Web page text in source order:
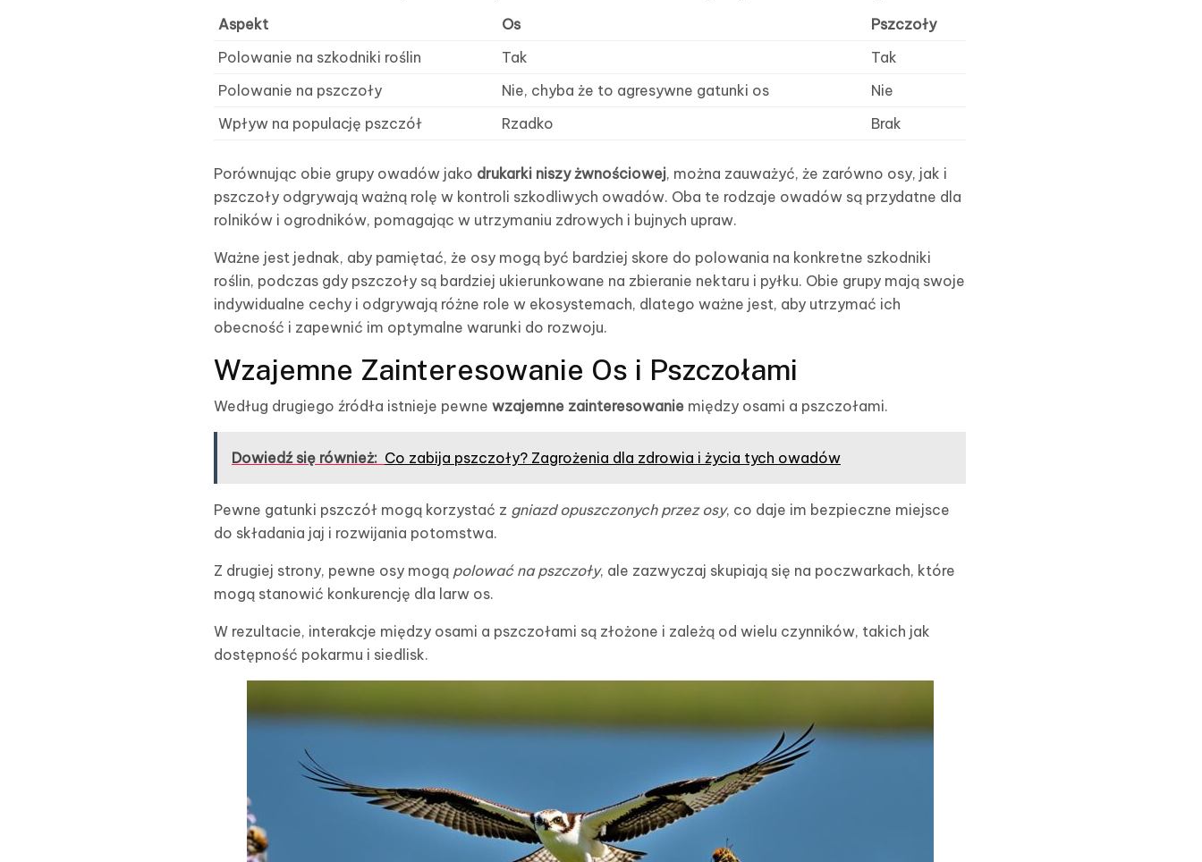
Aspekt Os
Pszczoły
Polowanie na szkodniki roślin
Tak
Tak
Polowanie na pszczoły
Nie, chyba że to agresywne gatunki os
Nie
Wpływ na populację pszczół
Rzadko Brak
Porównując obie grupy owadów jako drukarki niszy żwnościowej, można zauważyć, że zarówno osy, jak i
pszczoły odgrywają ważną rolę w kontroli szkodliwych owadów. Oba te rodzaje owadów są przydatne dla
rolników i ogrodników, pomagając w utrzymaniu zdrowych i bujnych upraw.
Ważne jest jednak, aby pamiętać, że osy mogą być bardziej skore do polowania na konkretne szkodniki
roślin, podczas gdy pszczoły są bardziej ukierunkowane na zbieranie nektaru i pyłku. Obie grupy mają swoje
indywidualne cechy i odgrywają różne role w ekosystemach, dlatego ważne jest, aby utrzymać ich
obecność i zapewnić im optymalne warunki do rozwoju.
Wzajemne Zainteresowanie Os i Pszczołami
Według drugiego źródła istnieje pewne wzajemne zainteresowanie między osami a pszczołami.
Dowiedź się również: Co zabija pszczoły? Zagrożenia dla zdrowia i życia tych owadów
Pewne gatunki pszczół mogą korzystać z gniazd opuszczonych przez osy, co daje im bezpieczne miejsce
do składania jaj i rozwijania potomstwa.
Z drugiej strony, pewne osy mogą polować na pszczoły, ale zazwyczaj skupiają się na poczwarkach, które
mogą stanowić konkurencję dla larw os.
W rezultacie, interakcje między osami a pszczołami są złożone i zależą od wielu czynników, takich jak
dostępność pokarmu i siedlisk.